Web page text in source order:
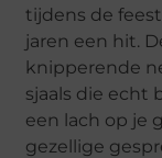
tijdens de
jaren een hit.
knipperende
sjaals die echt
een lach op je
gezellige